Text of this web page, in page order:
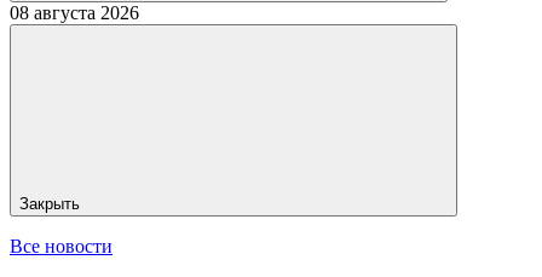
08 августа 2026
Закрыть
Все новости